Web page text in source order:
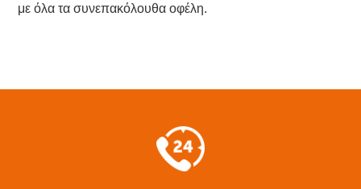
με όλα τα συνεπακόλουθα οφέλη.